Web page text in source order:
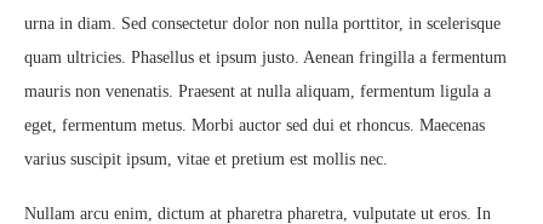
urna in diam. Sed consectetur dolor non nulla porttitor, in scelerisque
quam ultricies. Phasellus et ipsum justo. Aenean fringilla a fermentum
mauris non venenatis. Praesent at nulla aliquam, fermentum ligula a
eget, fermentum metus. Morbi auctor sed dui et rhoncus. Maecenas
varius suscipit ipsum, vitae et pretium est mollis nec.
Nullam arcu enim, dictum at pharetra pharetra, vulputate ut eros. In